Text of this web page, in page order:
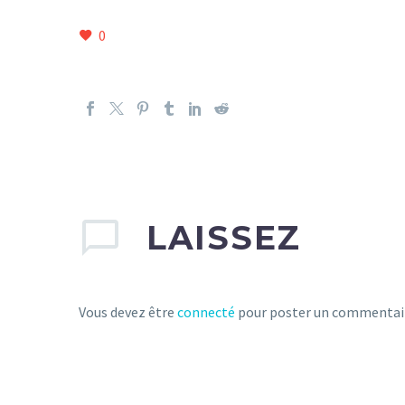
0
LAISSEZ
Vous devez être connecté pour poster un